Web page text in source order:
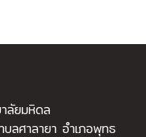
ลัยมหิดล
ศาลายา อำเภอพุทธ